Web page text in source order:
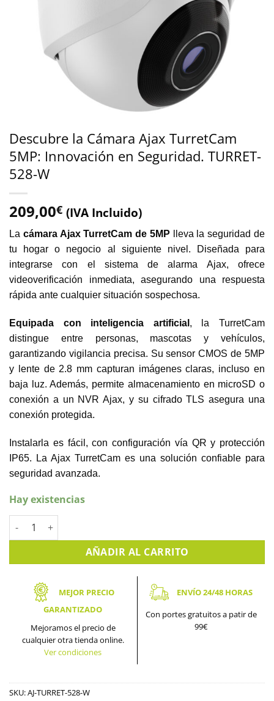
Descubre la Cámara Ajax TurretCam
5MP: Innovación en Seguridad. TURRET-
528-W
209,00€ (IVA Incluido)
La cámara Ajax TurretCam de 5MP lleva la seguridad de
tu hogar o negocio al siguiente nivel. Diseñada para
integrarse con el sistema de alarma Ajax, ofrece
videoverificación inmediata, asegurando una respuesta
rápida ante cualquier situación sospechosa.
Equipada con inteligencia artificial , la TurretCam
distingue entre personas, mascotas y vehículos,
garantizando vigilancia precisa. Su sensor CMOS de 5MP
y lente de 2.8 mm capturan imágenes claras, incluso en
baja luz. Además, permite almacenamiento en microSD o
conexión a un NVR Ajax, y su cifrado TLS asegura una
conexión protegida.
Instalarla es fácil, con configuración vía QR y protección
IP65. La Ajax TurretCam es una solución confiable para
seguridad avanzada.
Hay existencias
Descubre la Cámara Ajax TurretCam 5MP: Innovación en
AÑADIR AL CARRITO
MEJOR PRECIO
GARANTIZADO
Mejoramos el precio de
cualquier otra tienda online.
Ver condiciones
ENVÍO 24/48 HORAS
Con portes gratuitos a patir de
99€
SKU:AJ-TURRET-528-W